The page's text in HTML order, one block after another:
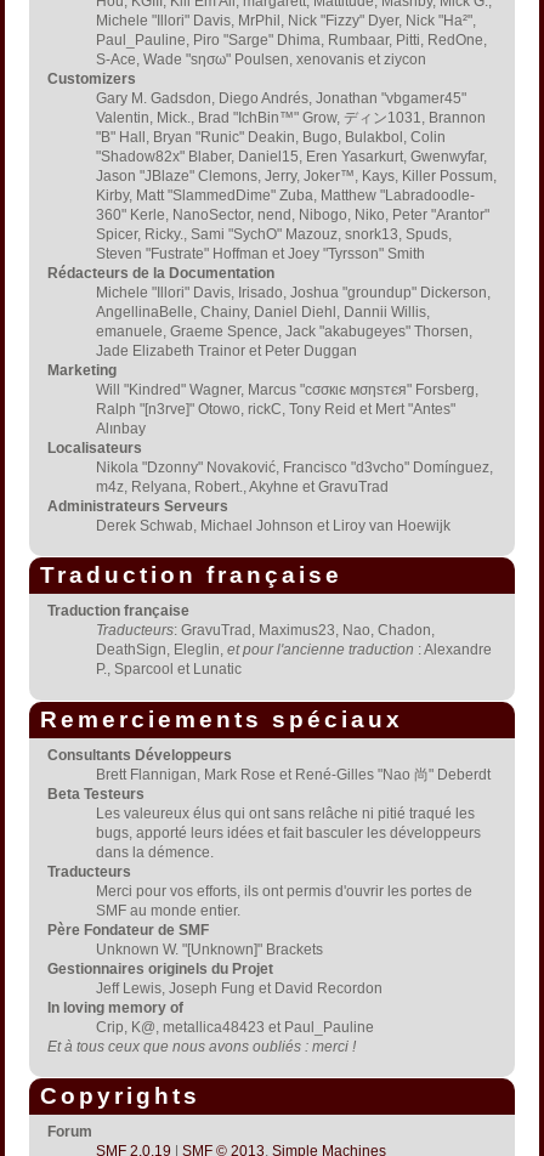
Michele "Illori" Davis, MrPhil, Nick "Fizzy" Dyer, Nick "Ha²",
Paul_Pauline, Piro "Sarge" Dhima, Rumbaar, Pitti, RedOne,
S-Ace, Wade "sησω" Poulsen, xenovanis et ziycon
Customizers
Gary M. Gadsdon, Diego Andrés, Jonathan "vbgamer45"
Valentin, Mick., Brad "IchBin™" Grow, ディン1031, Brannon
"B" Hall, Bryan "Runic" Deakin, Bugo, Bulakbol, Colin
"Shadow82x" Blaber, Daniel15, Eren Yasarkurt, Gwenwyfar,
Jason "JBlaze" Clemons, Jerry, Joker™, Kays, Killer Possum,
Kirby, Matt "SlammedDime" Zuba, Matthew "Labradoodle-
360" Kerle, NanoSector, nend, Nibogo, Niko, Peter "Arantor"
Spicer, Ricky., Sami "SychO" Mazouz, snork13, Spuds,
Steven "Fustrate" Hoffman et Joey "Tyrsson" Smith
Rédacteurs de la Documentation
Michele "Illori" Davis, Irisado, Joshua "groundup" Dickerson,
AngellinaBelle, Chainy, Daniel Diehl, Dannii Willis,
emanuele, Graeme Spence, Jack "akabugeyes" Thorsen,
Jade Elizabeth Trainor et Peter Duggan
Marketing
Will "Kindred" Wagner, Marcus "cσσкιє мσηѕтєя" Forsberg,
Ralph "[n3rve]" Otowo, rickC, Tony Reid et Mert "Antes"
Alınbay
Localisateurs
Nikola "Dzonny" Novaković, Francisco "d3vcho" Domínguez,
m4z, Relyana, Robert., Akyhne et GravuTrad
Administrateurs Serveurs
Derek Schwab, Michael Johnson et Liroy van Hoewijk
Traduction française
Traduction française
Traducteurs: GravuTrad, Maximus23, Nao, Chadon,
DeathSign, Eleglin, et pour l'ancienne traduction : Alexandre
P., Sparcool et Lunatic
Remerciements spéciaux
Consultants Développeurs
Brett Flannigan, Mark Rose et René-Gilles "Nao 尚" Deberdt
Beta Testeurs
Les valeureux élus qui ont sans relâche ni pitié traqué les
bugs, apporté leurs idées et fait basculer les développeurs
dans la démence.
Traducteurs
Merci pour vos efforts, ils ont permis d'ouvrir les portes de
SMF au monde entier.
Père Fondateur de SMF
Unknown W. "[Unknown]" Brackets
Gestionnaires originels du Projet
Jeff Lewis, Joseph Fung et David Recordon
In loving memory of
Crip, K@, metallica48423 et Paul_Pauline
Et à tous ceux que nous avons oubliés : merci !
Copyrights
Forum
SMF 2.0.19
SMF © 2013, Simple Machines